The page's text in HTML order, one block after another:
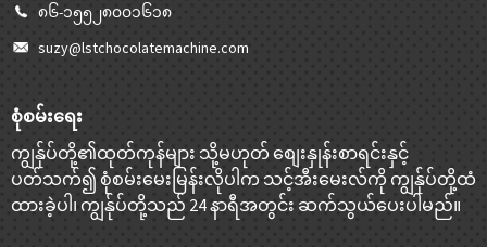
၈၆-၁၅၅၂၈၀၀၁၆၁၈
suzy@lstchocolatemachine.com
စုံစမ်းရေး
ကျွန်ုပ်တို့၏ထုတ်ကုန်များ သို့မဟုတ် စျေးနှုန်းစာရင်းနှင့်
ပတ်သက်၍ စုံစမ်းမေးမြန်းလိုပါက သင့်အီးမေးလ်ကို ကျွန်ုပ်တို့ထံ
ထားခဲ့ပါ၊ ကျွန်ုပ်တို့သည် 24 နာရီအတွင်း ဆက်သွယ်ပေးပါမည်။